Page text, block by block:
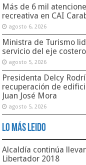
Más de 6 mil
recreativa en CAI
agosto 6, 2026
Ministra de Turismo
servicio del eje
agosto 5, 2026
Presidenta Delcy
recuperación de
Juan José Mora
agosto 5, 2026
Lo Más Leido
Alcaldía continúa
Libertador 2018